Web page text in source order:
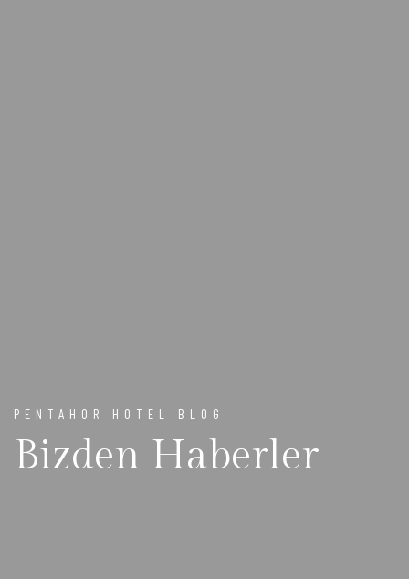
PENTAHOR HOTEL BLOG
Bizden Haberler